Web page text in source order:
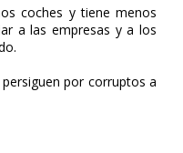
coches y tiene menos
a las empresas y a los
por corruptos a